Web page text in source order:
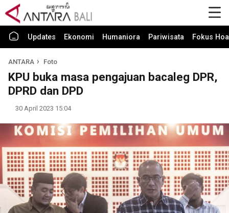
Updates Ekonomi Humaniora Pariwisata Fokus
ANTARA Foto
KPU buka masa pengajuan bacaleg DPR,
DPRD dan DPD
30 April 2023 15:04